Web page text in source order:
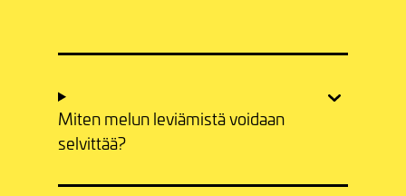
Miten melun leviämistä voidaan
selvittää?